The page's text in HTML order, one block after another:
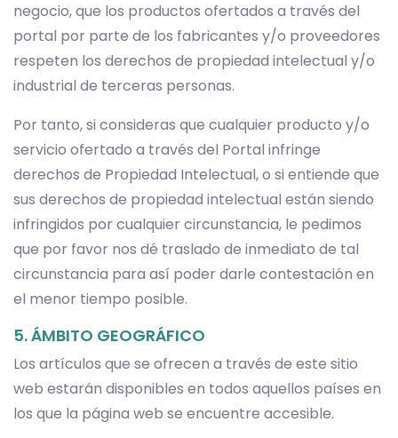
negocio, que los productos ofertados a través del
portal por parte de los fabricantes y/o proveedores
respeten los derechos de propiedad intelectual y/o
industrial de terceras personas.
Por tanto, si consideras que cualquier producto y/o
servicio ofertado a través del Portal infringe
derechos de Propiedad Intelectual, o si entiende que
sus derechos de propiedad intelectual están siendo
infringidos por cualquier circunstancia, le pedimos
que por favor nos dé traslado de inmediato de tal
circunstancia para así poder darle contestación en
el menor tiempo posible.
5. ÁMBITO GEOGRÁFICO
Los artículos que se ofrecen a través de este sitio
web estarán disponibles en todos aquellos países en
los que la página web se encuentre accesible.